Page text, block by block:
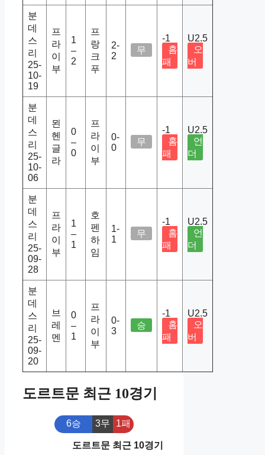
분
데
스
리
25-
10-
19
프
라
이
부
1
–
2
프
랑
크
푸
2-
2
무
-1
홈
패
U2.5
오
버
분
데
스
리
25-
10-
06
묀
헨
글
라
0
–
0
프
라
이
부
0-
0
무
-1
홈
패
U2.5
언
더
분
데
스
리
25-
09-
28
프
라
이
부
1
–
1
호
펜
하
임
1-
1
무
-1
홈
패
U2.5
언
더
분
데
스
리
25-
09-
20
브
레
멘
0
–
1
프
라
이
부
0-
3
승
-1
홈
패
U2.5
오
버
도르트문 최근 10경기
6승 3무 1패
도르트문 최근 10경기